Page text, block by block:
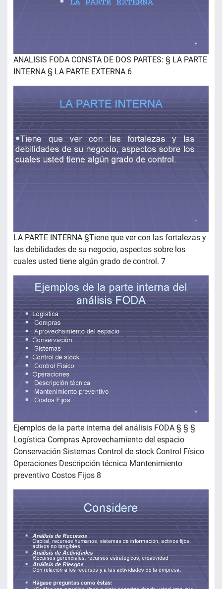
ANALISIS FODA CONSTA DE DOS PARTES: § LA PARTE
INTERNA § LA PARTE EXTERNA 6
LA PARTE INTERNA §Tiene que ver con las fortalezas y
las debilidades de su negocio, aspectos sobre los
cuales usted tiene algún grado de control. 7
Ejemplos de la parte interna del análisis FODA § § §
Logística Compras Aprovechamiento del espacio
Conservación Sistemas Control de stock Control Físico
Operaciones Descripción técnica Mantenimiento
preventivo Costos Fijos 8